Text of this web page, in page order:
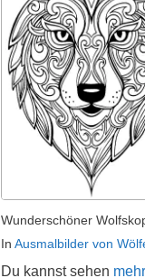
Wunderschöner
In Ausmalbilder von
Du kannst sehen